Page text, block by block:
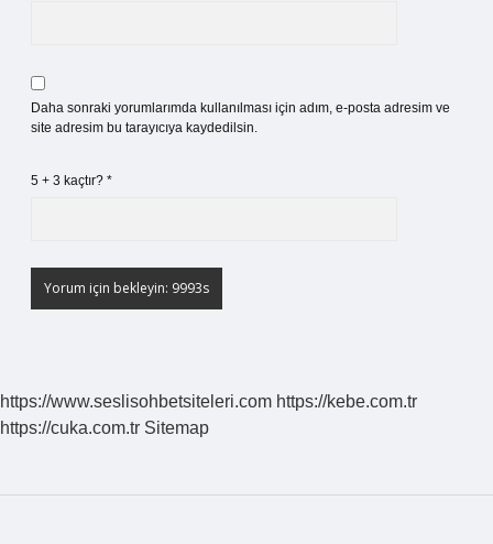
Daha sonraki yorumlarımda kullanılması için adım, e-posta adresim ve
site adresim bu tarayıcıya kaydedilsin.
5 + 3 kaçtır? *
https://www.seslisohbetsiteleri.com https://kebe.com.tr
https://cuka.com.tr Sitemap